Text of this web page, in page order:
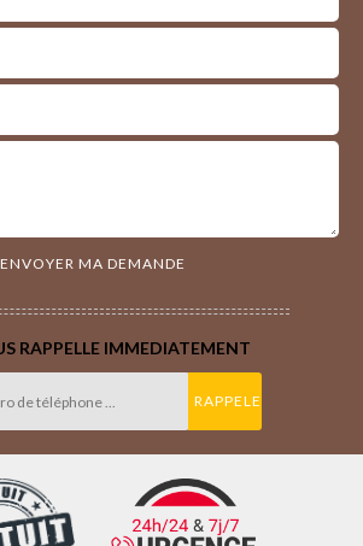
RAPPELLE IMMEDIATEMENT